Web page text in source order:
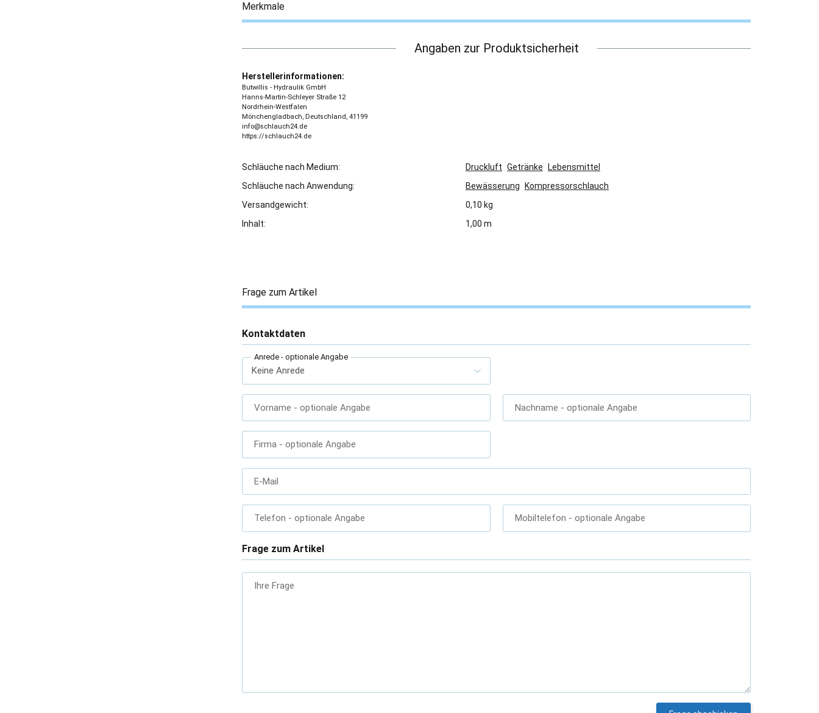
Merkmale
Angaben zur Produktsicherheit
Herstellerinformationen:
Butwillis - Hydraulik GmbH
Hanns-Martin-Schleyer Straße 12
Nordrhein-Westfalen
Mönchengladbach, Deutschland, 41199
info@schlauch24.de
https://schlauch24.de
Schläuche nach Medium: Druckluft Getränke
Lebensmittel
Schläuche nach Anwendung:
Bewässerung
Kompressorschlauch
Versandgewicht:
0,10 kg
Inhalt:
1,00 m
Frage zum Artikel
Kontaktdaten
Anrede - optionale Angabe
Vorname - optionale Angabe Nachname - optionale Angabe
Firma - optionale Angabe
E-Mail
Telefon - optionale Angabe Mobiltelefon - optionale Angabe
Frage zum Artikel
Ihre Frage